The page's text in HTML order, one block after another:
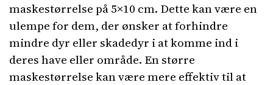
maskestørrelse på 5×10 cm. Dette kan være en
ulempe for dem, der ønsker at forhindre
mindre dyr eller skadedyr i at komme ind i
deres have eller område. En større
maskestørrelse kan være mere effektiv til at